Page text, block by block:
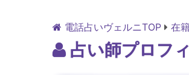
電話占いヴェルニTOP 在
占い師プロフ